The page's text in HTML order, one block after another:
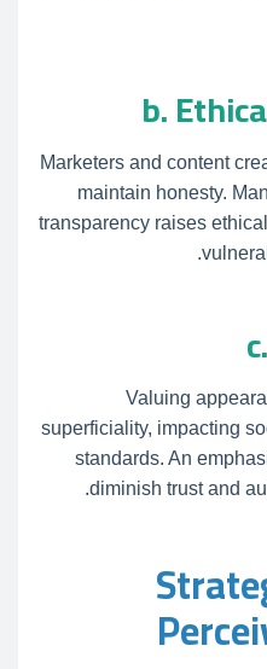
b.
Marketers and content
maintain honesty.
transparency raises
Valuing
superficiality, impacting
standards. An
diminish trust and
9.